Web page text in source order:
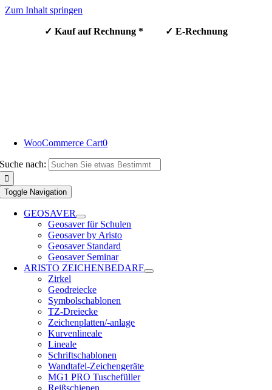
Zum Inhalt springen
✓ Kauf auf Rechnung * ✓ E-Rechnung
WooCommerce Cart0
Suche nach:
Toggle Navigation
GEOSAVER
Geosaver für Schulen
Geosaver by Aristo
Geosaver Standard
Geosaver Seminar
ARISTO ZEICHENBEDARF
Zirkel
Geodreiecke
Symbolschablonen
TZ-Dreiecke
Zeichenplatten/-anlage
Kurvenlineale
Lineale
Schriftschablonen
Wandtafel-Zeichengeräte
MG1 PRO Tuschefüller
Reißschienen